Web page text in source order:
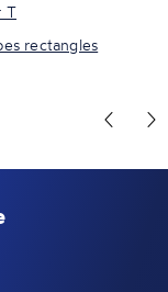
T
rectangles